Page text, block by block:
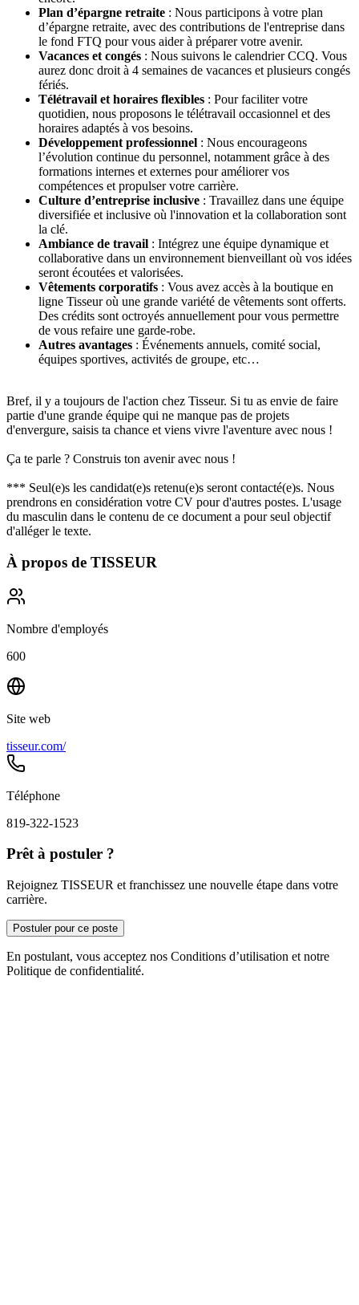
Plan d’épargne retraite : Nous participons à votre plan
d’épargne retraite, avec des contributions de l'entreprise dans
le fond FTQ pour vous aider à préparer votre avenir.
Vacances et congés : Nous suivons le calendrier CCQ. Vous
aurez donc droit à 4 semaines de vacances et plusieurs congés
fériés.
Télétravail et horaires flexibles : Pour faciliter votre
quotidien, nous proposons le télétravail occasionnel et des
horaires adaptés à vos besoins.
Développement professionnel : Nous encourageons
l’évolution continue du personnel, notamment grâce à des
formations internes et externes pour améliorer vos
compétences et propulser votre carrière.
Culture d’entreprise inclusive : Travaillez dans une équipe
diversifiée et inclusive où l'innovation et la collaboration sont
la clé.
Ambiance de travail : Intégrez une équipe dynamique et
collaborative dans un environnement bienveillant où vos idées
seront écoutées et valorisées.
Vêtements corporatifs : Vous avez accès à la boutique en
ligne Tisseur où une grande variété de vêtements sont offerts.
Des crédits sont octroyés annuellement pour vous permettre
de vous refaire une garde-robe.
Autres avantages : Événements annuels, comité social,
équipes sportives, activités de groupe, etc…
Bref, il y a toujours de l'action chez Tisseur. Si tu as envie de faire
partie d'une grande équipe qui ne manque pas de projets
d'envergure, saisis ta chance et viens vivre l'aventure avec nous !
Ça te parle ? Construis ton avenir avec nous !
*** Seul(e)s les candidat(e)s retenu(e)s seront contacté(e)s. Nous
prendrons en considération votre CV pour d'autres postes. L'usage
du masculin dans le contenu de ce document a pour seul objectif
d'alléger le texte.
À propos de TISSEUR
Nombre d'employés
600
Site web
tisseur.com/
Téléphone
819-322-1523
Prêt à postuler ?
Rejoignez TISSEUR et franchissez une nouvelle étape dans votre
carrière.
Postuler pour ce poste
En postulant, vous acceptez nos Conditions d’utilisation et notre
Politique de confidentialité.